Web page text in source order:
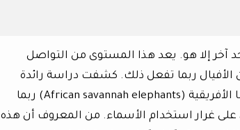
آخر إلا هو. يعد هذا المستوى من التواصل
الأفيال ربما تفعل ذلك. كشفت دراسة رائدة
نشرت في مجلة (Nature Ecology & Evolution) أن أفيال السافانا الأفريقية (African savannah elephants) ربما
غرار استخدام الأسماء. من المعروف أن هذه